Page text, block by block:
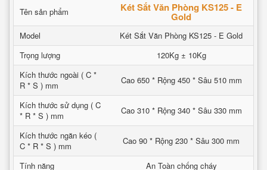
Tên sản phẩm Két Sắt Văn Phòng KS125 - E
Gold
Model
Két Sắt Văn Phòng KS125 - E Gold
Trọng lượng
120Kg ± 10Kg
Kích thước ngoài ( C *
R * S ) mm
Cao 650 * Rộng 450 * Sâu 510 mm
Kích thước sử dụng ( C
* R * S ) mm
Cao 310 * Rộng 340 * Sâu 330 mm
Kích thước ngăn kéo (
C * R * S ) mm
Cao 90 * Rộng 230 * Sâu 300 mm
Tính năng
An Toàn chống cháy